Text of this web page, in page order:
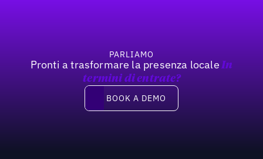
PARLIAMO
Pronti a trasformare la presenza locale In
termini di entrate?
Book a demo
BOOK A DEMO